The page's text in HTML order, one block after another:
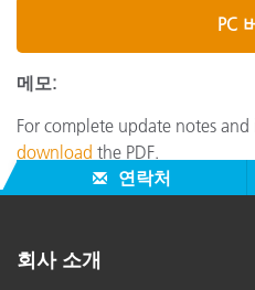
PC
메모:
For complete update notes
download the PDF.
연락처
회사 소개